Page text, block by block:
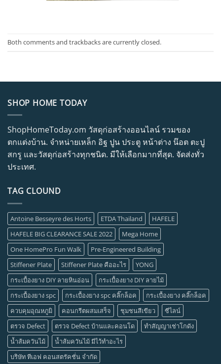
Both comments and trackbacks are currently closed.
SHOP HOME TODAY
ShopHomeToday.om วัสดุก่อสร้างออนไลน์ รวมของ
ตกแต่งบ้าน. จำหน่ายเหล็ก อิฐ ปูน ประตู หน้าต่าง น๊อต ตะปู
สกรู และวัสดุก่อสร้างทุกชนิด. มีให้เลือกมากที่สุด. จัดส่งทั่ว
ประเทศ.
TAG CLOUND
Antoine Besseyre des Horts ETDA Thailand
HAFELE
HAFELE BIG CLEARANCE SALE 2022
Mega Home
One HomePro Fun Walk
Pre-Engineered Building
Stiffener Plate
Stiffener Plate คืออะไร
YONG
กระเบื้องยาง DIY ลายหินอ่อน
กระเบื้องยาง DIY ลายไม้
กระเบื้องยาง spc
กระเบื้องยาง spc คลิ๊กล็อค
กระเบื้องยาง คลิ๊กล็อค
ควบคุมอุณหภูมิ
คอนกรีตผสมเสร็จ ชุมชนสีเขียว
ซีไลน์
ตรวจ Defect
ตรวจ Defect บ้านและคอนโด
ทำสัญญาเช่าโกดัง
น้ำส้มควันไม้
น้ำส้มควันไม้ มีไว้ทำอะไร
บริษัท ทีเอฟ คอนสตรัคชั่น จำกัด